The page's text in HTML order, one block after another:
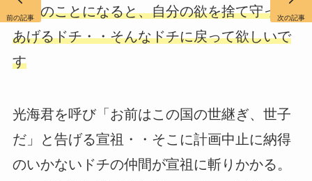
カヒのことになると、自分の欲を捨て守って
あげるドチ・・そんなドチに戻って欲しいで
す
光海君を呼び「お前はこの国の世継ぎ、世子
だ」と告げる宣祖・・そこに計画中止に納得
のいかないドチの仲間が宣祖に斬りかかる。
前の記事 次の記事